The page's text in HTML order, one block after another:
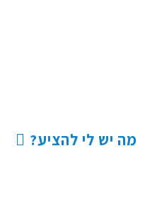
מה יש לי להציע?